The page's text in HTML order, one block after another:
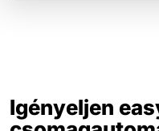
Igényeljen